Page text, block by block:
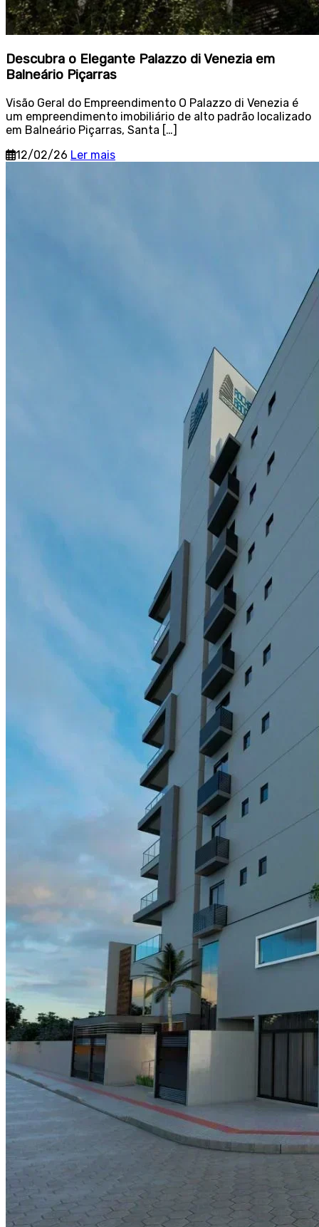
Descubra o Elegante Palazzo di Venezia em
Balneário Piçarras
Visão Geral do Empreendimento O Palazzo di Venezia é
um empreendimento imobiliário de alto padrão localizado
em Balneário Piçarras, Santa […]
12/02/26 Ler mais